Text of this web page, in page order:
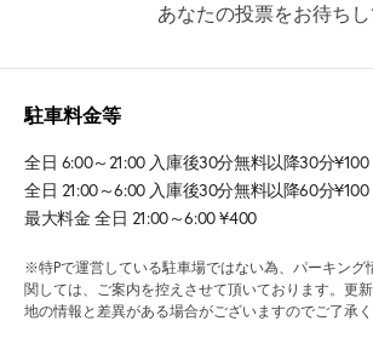
あなたの投票をお待ち
駐車料金等
全日 6:00～21:00 入庫後30分無料以降30分¥100
全日 21:00～6:00 入庫後30分無料以降60分¥100
最大料金 全日 21:00～6:00 ¥400
※特Pで運営している駐車場ではない為、パーキング
関しては、ご案内を控えさせて頂いております。更
地の情報と差異がある場合がございますのでご了承く